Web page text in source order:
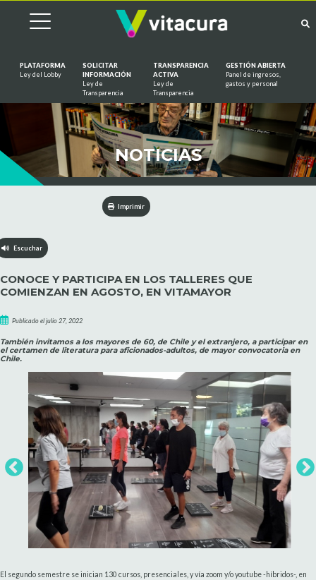
PLATAFORMA
Ley del Lobby
SOLICITAR
INFORMACIÓN
Ley de
Transparencia
TRANSPARENCIA
ACTIVA
Ley de
Transparencia
GESTIÓN ABIERTA
Panel de ingresos,
gastos y personal
NOTICIAS
Imprimir
Escuchar
CONOCE Y PARTICIPA EN LOS TALLERES QUE
COMIENZAN EN AGOSTO, EN VITAMAYOR
Publicado el julio 27, 2022
También invitamos a los mayores de 60, de Chile y el extranjero, a participar en
el certamen de literatura para aficionados-adultos, de mayor convocatoria en
Chile.
El segundo semestre se inician 130 cursos, presenciales, y vía zoom y/o youtube -híbridos-, en